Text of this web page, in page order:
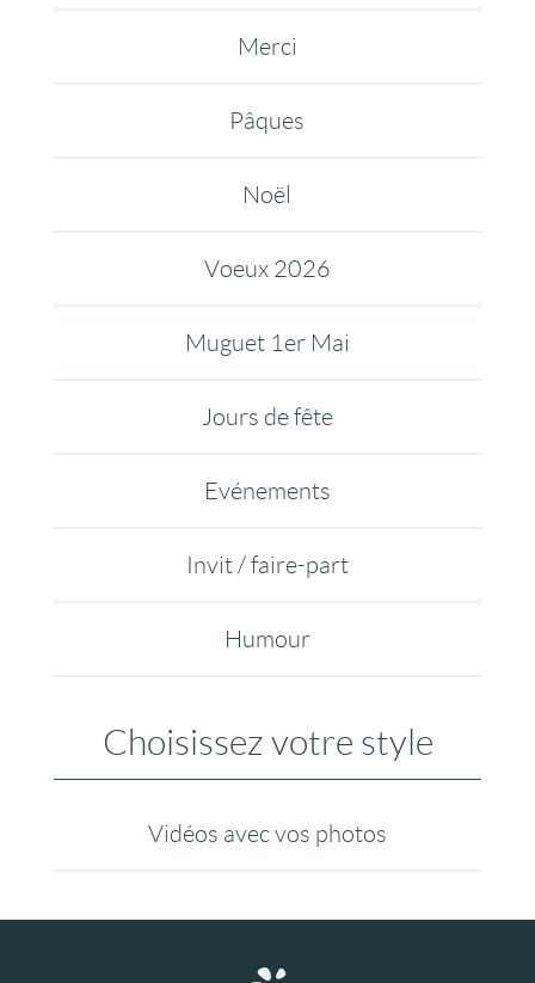
Merci
Pâques
Noël
Voeux 2026
Muguet 1er Mai
Jours de fête
Evénements
Invit / faire-part
Humour
Choisissez votre style
Vidéos avec vos photos